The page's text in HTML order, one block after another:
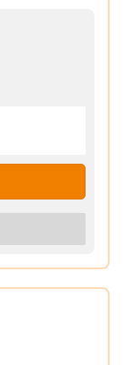
LTE,
Zeit bis